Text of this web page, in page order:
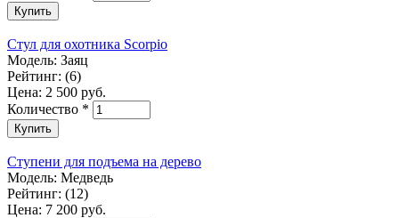
Стул для охотника Scorpio
Модель: Заяц
Рейтинг: (6)
Цена: 2 500 руб.
Количество *
Ступени для подъема на дерево
Модель: Медведь
Рейтинг: (12)
Цена: 7 200 руб.